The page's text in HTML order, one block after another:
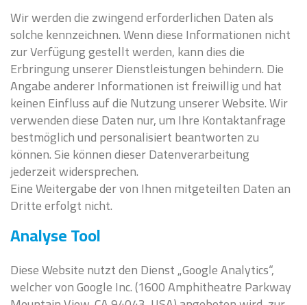
Wir werden die zwingend erforderlichen Daten als
solche kennzeichnen. Wenn diese Informationen nicht
zur Verfügung gestellt werden, kann dies die
Erbringung unserer Dienstleistungen behindern. Die
Angabe anderer Informationen ist freiwillig und hat
keinen Einfluss auf die Nutzung unserer Website. Wir
verwenden diese Daten nur, um Ihre Kontaktanfrage
bestmöglich und personalisiert beantworten zu
können. Sie können dieser Datenverarbeitung
jederzeit widersprechen.
Eine Weitergabe der von Ihnen mitgeteilten Daten an
Dritte erfolgt nicht.
Analyse Tool
Diese Website nutzt den Dienst „Google Analytics“,
welcher von Google Inc. (1600 Amphitheatre Parkway